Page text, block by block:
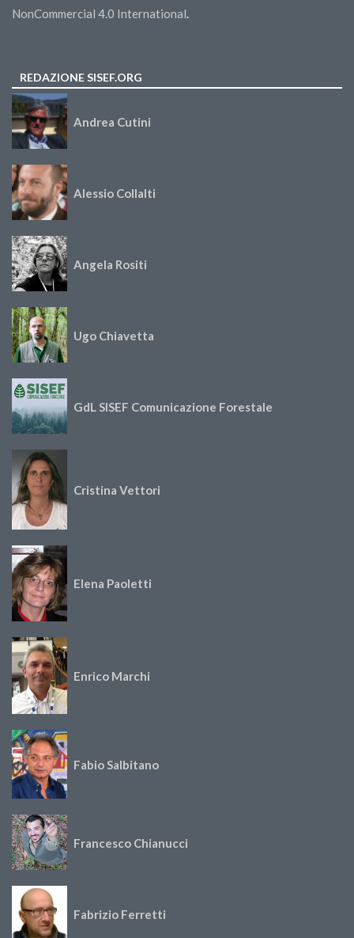
NonCommercial 4.0 International.
REDAZIONE SISEF.ORG
Andrea Cutini
Alessio Collalti
Angela Rositi
Ugo Chiavetta
GdL SISEF Comunicazione Forestale
Cristina Vettori
Elena Paoletti
Enrico Marchi
Fabio Salbitano
Francesco Chianucci
Fabrizio Ferretti